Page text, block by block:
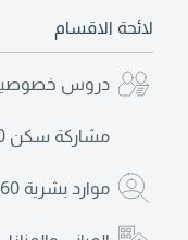
لائحة الاقسام
دروس
مشاركة سكن
موارد بشرية 60